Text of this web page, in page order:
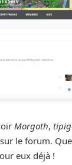
Morgoth,
le forum.
eux déjà !